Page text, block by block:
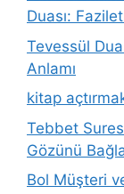
Duası:
Tevessül
Anlamı
kitap
Tebbet
Gözünü
Bol Müşteri